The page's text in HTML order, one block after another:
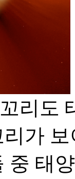
리도
가
중 태